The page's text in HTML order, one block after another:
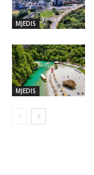
MJEDIS
MJEDIS